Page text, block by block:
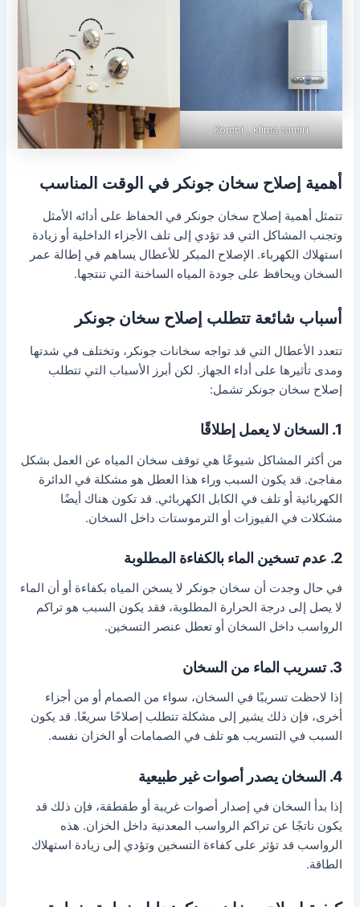
Kombi , klima tamiri
أهمية إصلاح سخان جونكر في الوقت المناسب
تتمثل أهمية إصلاح سخان جونكر في الحفاظ على أدائه الأمثل
وتجنب المشاكل التي قد تؤدي إلى تلف الأجزاء الداخلية أو زيادة
استهلاك الكهرباء. الإصلاح المبكر للأعطال يساهم في إطالة عمر
السخان ويحافظ على جودة المياه الساخنة التي تنتجها.
أسباب شائعة تتطلب إصلاح سخان جونكر
تتعدد الأعطال التي قد تواجه سخانات جونكر، وتختلف في شدتها
ومدى تأثيرها على أداء الجهاز. لكن أبرز الأسباب التي تتطلب
إصلاح سخان جونكر تشمل:
1. السخان لا يعمل إطلاقًا
من أكثر المشاكل شيوعًا هي توقف سخان المياه عن العمل بشكل
مفاجئ. قد يكون السبب وراء هذا العطل هو مشكلة في الدائرة
الكهربائية أو تلف في الكابل الكهربائي. قد تكون هناك أيضًا
مشكلات في الفيوزات أو الترموستات داخل السخان.
2. عدم تسخين الماء بالكفاءة المطلوبة
في حال وجدت أن سخان جونكر لا يسخن المياه بكفاءة أو أن الماء
لا يصل إلى درجة الحرارة المطلوبة، فقد يكون السبب هو تراكم
الرواسب داخل السخان أو تعطل عنصر التسخين.
3. تسريب الماء من السخان
إذا لاحظت تسريبًا في السخان، سواء من الصمام أو من أجزاء
أخرى، فإن ذلك يشير إلى مشكلة تتطلب إصلاحًا سريعًا. قد يكون
السبب في التسريب هو تلف في الصمامات أو الخزان نفسه.
4. السخان يصدر أصوات غير طبيعية
إذا بدأ السخان في إصدار أصوات غريبة أو طقطقة، فإن ذلك قد
يكون ناتجًا عن تراكم الرواسب المعدنية داخل الخزان. هذه
الرواسب قد تؤثر على كفاءة التسخين وتؤدي إلى زيادة استهلاك
الطاقة.